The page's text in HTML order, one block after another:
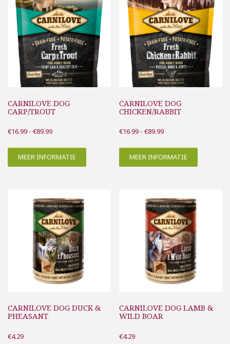
CARNILOVE DOG
CARP/TROUT
€16.99 - €89.99Prijsklasse:
tot
€89.99
MEER INFORMATIE
CARNILOVE DOG
CHICKEN/RABBIT
€16.99 - €89.99Prijsklasse:
tot
€89.99
MEER INFORMATIE
CARNILOVE DOG DUCK &
PHEASANT
€4.29
CARNILOVE DOG LAMB &
WILD BOAR
€4.29